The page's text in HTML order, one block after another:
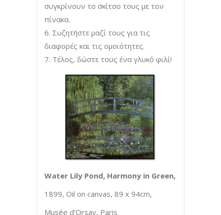
συγκρίνουν το σκίτσο τους με τον
πίνακα.
Συζητήστε μαζί τους για τις
διαφορές και τις ομοιότητες.
Τέλος, δώστε τους ένα γλυκό φιλί!
Water Lily Pond, Harmony in Green,
1899, Oil on canvas, 89 x 94cm,
Musée d’Orsay, Paris